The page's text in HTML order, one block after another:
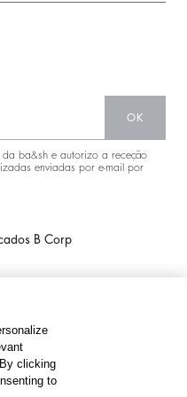
OK
da ba&sh e autorizo a receção
enviadas por e-mail por
B Corp
clicking
to